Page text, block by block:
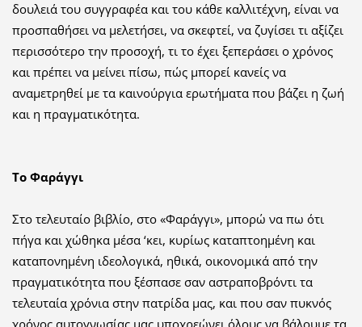
δουλειά του συγγραφέα και του κάθε καλλιτέχνη, είναι να
προσπαθήσει να μελετήσει, να σκεφτεί, να ζυγίσει τι αξίζει
περισσότερο την προσοχή, τι το έχει ξεπεράσει ο χρόνος
και πρέπει να μείνει πίσω, πώς μπορεί κανείς να
αναμετρηθεί με τα καινούργια ερωτήματα που βάζει η ζωή
και η πραγματικότητα.
Το Φαράγγι
Στο τελευταίο βιβλίο, στο «Φαράγγι», μπορώ να πω ότι
πήγα και χώθηκα μέσα ‘κει, κυρίως καταπτοημένη και
καταπονημένη ιδεολογικά, ηθικά, οικονομικά από την
πραγματικότητα που ξέσπασε σαν αστραποβρόντι τα
τελευταία χρόνια στην πατρίδα μας, και που σαν πυκνός